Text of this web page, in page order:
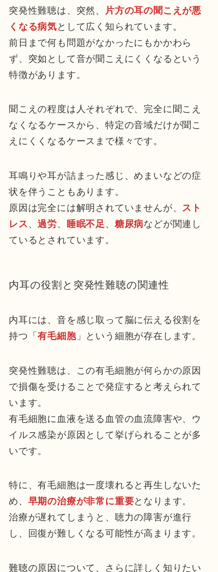
突発性難聴は、突然、
片方の耳の聞こえが悪
くなる病気として広く知られています。
前日まで何も問題がなかったにもかかわら
ず、突如として音が聞こえにくくなるという
特徴があります。
聞こえの程度は人それぞれで、完全に聞こえ
なくなるケースから、特定の音域だけが聞こ
えにくくなるケースまで様々です。
耳鳴りや耳が詰まった感じ、めまいなどの症
状を伴うこともあります。
原因は完全には解明されていませんが、 スト
レス 、過労、 睡眠不足 、 糖尿病などが関連し
ているとされています。
内耳の役割と突発性難聴の関連性
内耳には、音を感じ取って脳に伝える役割を
持つ「有毛細胞」という細胞が存在します。
突発性難聴は、この有毛細胞が何らかの原因
で損傷を受けることで発症すると考えられて
います。
有毛細胞に血液を送る血管の血流障害や、ウ
イルス感染が原因として挙げられることが多
いです。
特に、有毛細胞は一度壊れると再生しないた
め、 早期の治療が非常に重要となります。
治療が遅れてしまうと、聴力の障害が進行
し、回復が難しくなる可能性が高まります。
難聴の原因について、さらに詳しく知りたい